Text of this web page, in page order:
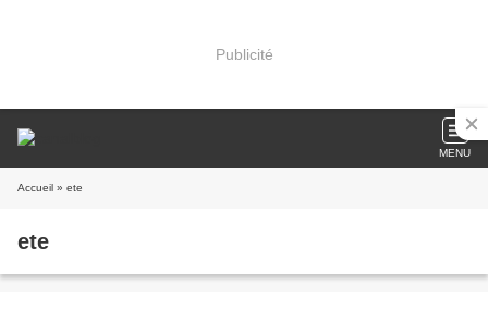
Publicité
MENU
Accueil » ete
ete